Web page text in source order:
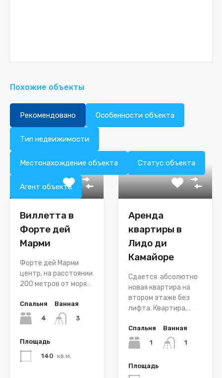
Похожие объекты
Рекомендовано Особенности объекта
Тип недвижимости
Местонахождение объекта Статус объекта
Агент объекта
Виллетта в
Форте дей
Марми
Форте дей Марми
центр, на расстоянии
200 метров от моря…
Спальня
4
Ванная
3
Площадь
140 кв.м.
Аренда
квартиры в
Лидо ди
Камайоре
Сдается абсолютно
новая квартира на
втором этаже без
лифта. Квартира,…
Спальня
1
Ванная
1
Площадь